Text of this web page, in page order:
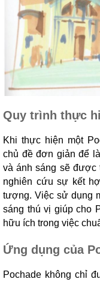
Quy trình thực
Khi thực hiện một
chủ đề đơn giản để
và ánh sáng sẽ được
nghiên cứu sự kết
tượng. Việc sử dụng
sáng thú vị giúp cho
hữu ích trong việc
Ứng dụng của
Pochade không chỉ